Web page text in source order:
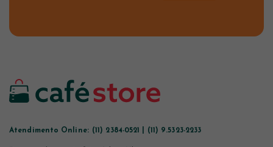
Atendimento Online: (11) 2384-0521 | (11) 9.5323-2233